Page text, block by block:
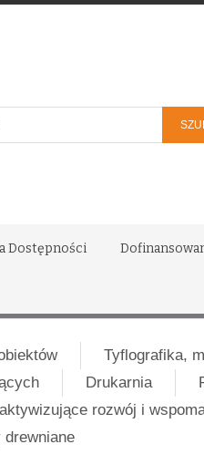
sklepie
Dostępności
Tyflografika,
Drukarnia
rozwój i
drewniane